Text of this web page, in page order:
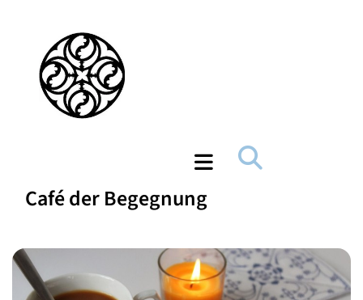
Café der Begegnung